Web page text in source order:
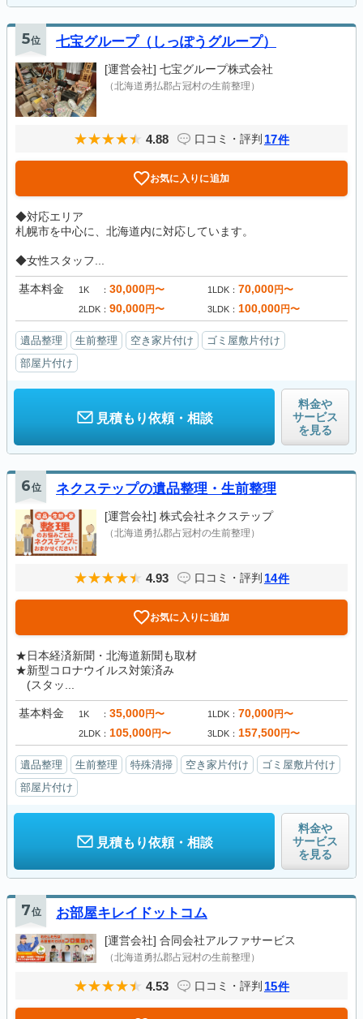
5位 七宝グループ（しっぽうグループ）
[運営会社] 七宝グループ株式会社
（北海道勇払郡占冠村の生前整理）
4.88 口コミ・評判 17件
お気に入りに追加
◆対応エリア
札幌市を中心に、北海道内に対応しています。
◆女性スタッフ...
基本料金 1K 30,000円〜 1LDK 70,000円〜
2LDK 90,000円〜 3LDK 100,000円〜
遺品整理 生前整理 空き家片付け
ゴミ屋敷片付け
部屋片付け
見積もり依頼・相談
料金や
サービス
を見る
6位 ネクステップの遺品整理・生前整理
[運営会社] 株式会社ネクステップ
（北海道勇払郡占冠村の生前整理）
4.93 口コミ・評判 14件
お気に入りに追加
★日本経済新聞・北海道新聞も取材
★新型コロナウイルス対策済み
(スタッ...
基本料金 1K 35,000円〜 1LDK 70,000円〜
2LDK 105,000円〜 3LDK 157,500円〜
遺品整理 生前整理 特殊清掃 空き家片付け
ゴミ屋敷片付け
部屋片付け
見積もり依頼・相談
料金や
サービス
を見る
7位 お部屋キレイドットコム
[運営会社] 合同会社アルファサービス
（北海道勇払郡占冠村の生前整理）
4.53 口コミ・評判 15件